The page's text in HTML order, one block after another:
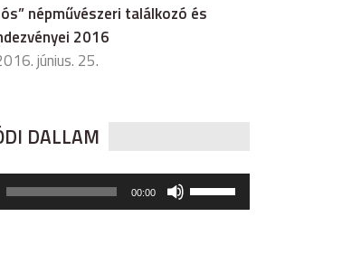
népművészeri találkozó és
2016
június. 25.
DALLAM
00:00
hangerő